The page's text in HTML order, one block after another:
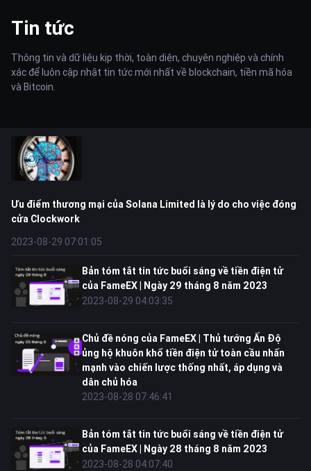
Tin tức
Thông tin và dữ liệu kịp thời, toàn diện, chuyên nghiệp và chính
xác để luôn cập nhật tin tức mới nhất về blockchain, tiền mã hóa
và Bitcoin.
Ưu điểm thương mại của Solana Limited là lý do cho việc đóng
cửa Clockwork
2023-08-29 07:01:05
Bản tóm tắt tin tức buổi sáng về tiền điện tử
của FameEX | Ngày 29 tháng 8 năm 2023
2023-08-29 04:03:35
Chủ đề nóng của FameEX | Thủ tướng Ấn Độ
ủng hộ khuôn khổ tiền điện tử toàn cầu nhấn
mạnh vào chiến lược thống nhất, áp dụng và
dân chủ hóa
2023-08-28 07:46:41
Bản tóm tắt tin tức buổi sáng về tiền điện tử
của FameEX | Ngày 28 tháng 8 năm 2023
2023-08-28 04:07:40